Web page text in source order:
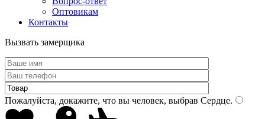
Оптовикам
Контакты
Вызвать замерщика
Пожалуйста, докажите, что вы человек, выбрав Сердце.